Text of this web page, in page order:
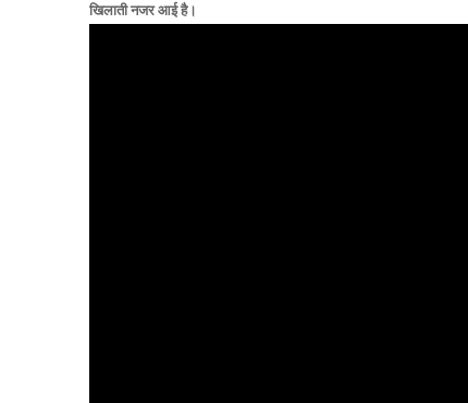
खिलाती नजर आई है।